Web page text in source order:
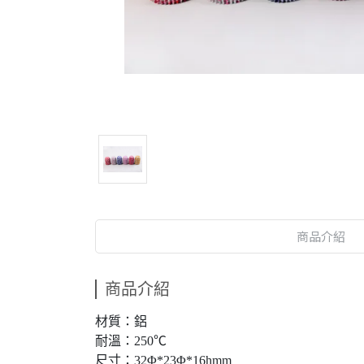
商品介紹
商品介紹
材質：鋁
耐溫：250℃
尺寸：32Φ*23Φ*16hmm